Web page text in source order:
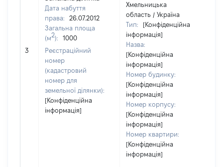
3
Дата набуття
права:
26.07.2012
Загальна площа
(м2):
1000
Реєстраційний
номер
(кадастровий
номер для
земельної ділянки):
[Конфіденційна
інформація]
Хмельницька
область / Україна
Тип:
[Конфіденційна
інформація]
Назва:
[Конфіденційна
інформація]
Номер будинку:
[Конфіденційна
інформація]
Номер корпусу:
[Конфіденційна
інформація]
Номер квартири:
[Конфіденційна
інформація]